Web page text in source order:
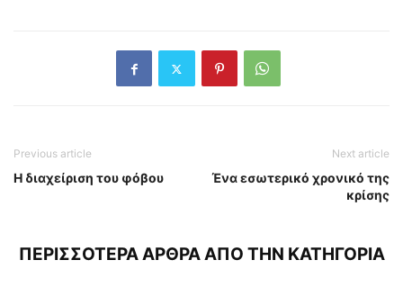
Previous article
Η διαχείριση του φόβου
Next article
Ένα εσωτερικό χρονικό της
κρίσης
ΠΕΡΙΣΣΟΤΕΡΑ ΑΡΘΡΑ ΑΠΟ ΤΗΝ ΚΑΤΗΓΟΡΙΑ